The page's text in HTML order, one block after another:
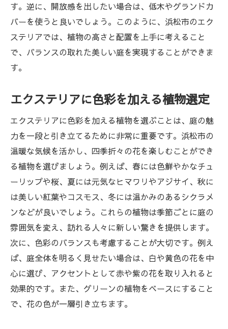
す。逆に、開放感を出したい場合は、低木やグランドカ
バーを使うと良いでしょう。このように、浜松市のエク
ステリアでは、植物の高さと配置を上手に考えること
で、バランスの取れた美しい庭を実現することができま
す。
エクステリアに色彩を加える植物選定
エクステリアに色彩を加える植物を選ぶことは、庭の魅
力を一段と引き立てるために非常に重要です。浜松市の
温暖な気候を活かし、四季折々の花を楽しむことができ
る植物を選びましょう。例えば、春には色鮮やかなチュ
ーリップや桜、夏には元気なヒマワリやアジサイ、秋に
は美しい紅葉やコスモス、冬には温かみのあるシクラメ
ンなどが良いでしょう。これらの植物は季節ごとに庭の
雰囲気を変え、訪れる人々に新しい驚きを提供します。
次に、色彩のバランスも考慮することが大切です。例え
ば、庭全体を明るく見せたい場合は、白や黄色の花を中
心に選び、アクセントとして赤や紫の花を取り入れると
効果的です。また、グリーンの植物をベースにすること
で、花の色が一層引き立ちます。